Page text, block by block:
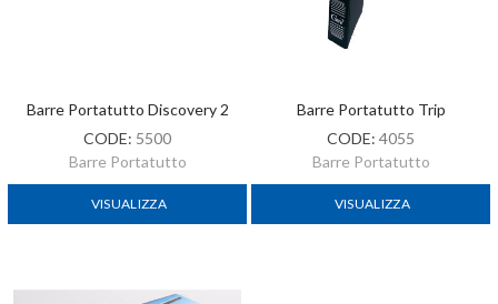
Barre Portatutto Discovery 2
CODE: 5500
Barre Portatutto
VISUALIZZA
Barre Portatutto Trip
CODE: 4055
Barre Portatutto
VISUALIZZA